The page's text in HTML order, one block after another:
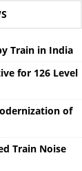
Train in India
for 126 Level
of
​​Train Noise